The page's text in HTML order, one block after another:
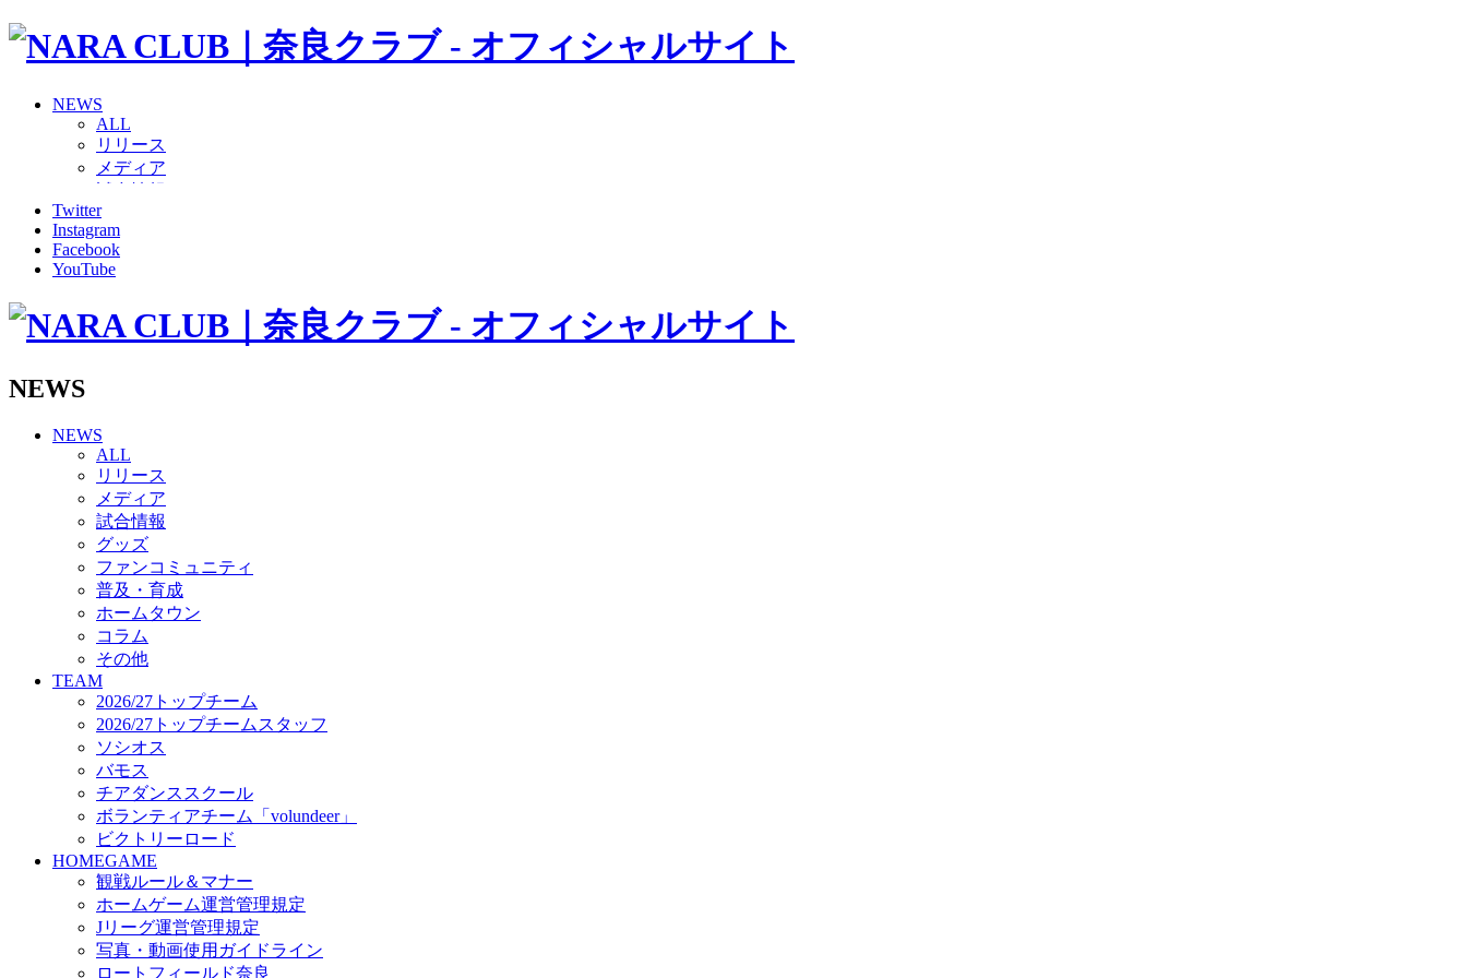
NEWS
ALL
リリース
メディア
グッズ
ファンコミュニティ
普及・育成
ホームタウン
その他
バモス
チアダンススクール
ボランティアチーム「volundeer」
ビクトリーロード
HOMEGAME
観戦ルール＆マナー
ホームゲーム運営管理規定
Jリーグ運営管理規定
写真・動画使用ガイドライン
ロートフィールド奈良
SCHEDULE
2026/27
練習見学時のファンサービスについて
TICKET
奈良クラブ明治安田J3リーグ2026/27シーズン試合観戦チケット
奈良クラブ明治安田Ｊ3リーグ 2026/27シーズン「鹿パス」
観戦ルール＆マナー
FANCOMMUNITY
2026/27ファンコミュニティ
サポートショップ
GOODS
オフィシャルストア（実店舗）
オンラインストア
ACADEMY
アカデミーについて
Twitter
Instagram
Facebook
YouTube
NEWS
NEWS
ALL
リリース
メディア
試合情報
グッズ
ファンコミュニティ
普及・育成
ホームタウン
コラム
その他
TEAM
2026/27トップチーム
2026/27トップチームスタッフ
ソシオス
バモス
チアダンススクール
ボランティアチーム「volundeer」
ビクトリーロード
HOMEGAME
観戦ルール＆マナー
ホームゲーム運営管理規定
Jリーグ運営管理規定
写真・動画使用ガイドライン
ロートフィールド奈良